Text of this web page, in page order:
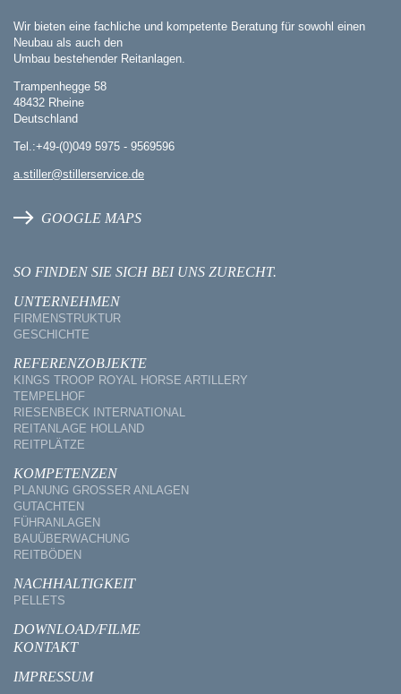
Wir bieten eine fachliche und kompetente Beratung für sowohl einen
Neubau als auch den
Umbau bestehender Reitanlagen.
Trampenhegge 58
48432 Rheine
Deutschland
Tel.:+49-(0)049 5975 - 9569596
a.stiller@stillerservice.de
GOOGLE MAPS
SO FINDEN SIE SICH BEI UNS ZURECHT.
UNTERNEHMEN
FIRMENSTRUKTUR
GESCHICHTE
REFERENZOBJEKTE
KINGS TROOP ROYAL HORSE ARTILLERY
TEMPELHOF
RIESENBECK INTERNATIONAL
REITANLAGE HOLLAND
REITPLÄTZE
KOMPETENZEN
PLANUNG GROSSER ANLAGEN
GUTACHTEN
FÜHRANLAGEN
BAUÜBERWACHUNG
REITBÖDEN
NACHHALTIGKEIT
PELLETS
DOWNLOAD/FILME
KONTAKT
IMPRESSUM